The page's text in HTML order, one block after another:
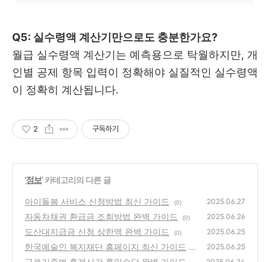
Q5: 실수령액 계산기만으로도 충분한가요?
월급 실수령액 계산기는 예측용으로 탁월하지만, 개
인별 공제 항목 입력이 정확해야 실질적인 실수령액
이 정확히 계산됩니다.
2 구독하기
'정보' 카테고리의 다른 글
아이돌봄 서비스 신청방법 최신 가이드 (0) 2025.06.27
자동차채권 환급금 조회방법 완벽 가이드 (0) 2025.06.26
도산대지급금 신청 상한액 완벽 가이드 (0) 2025.06.25
한국예술인 복지재단 홈페이지 최신 가이드
(0)
2025.06.25